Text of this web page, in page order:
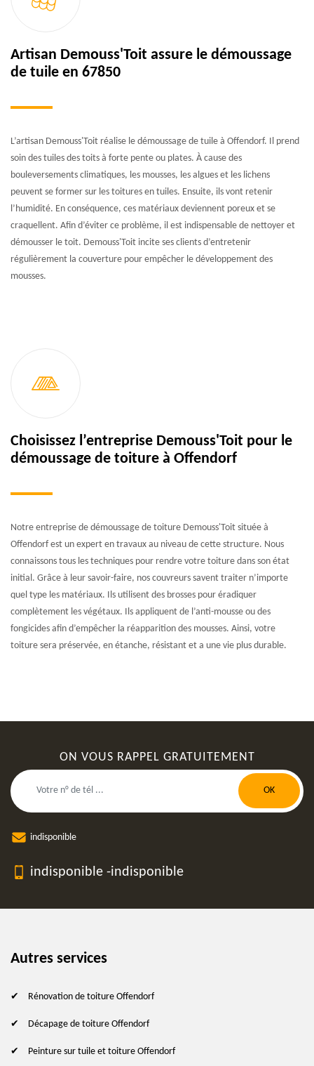
Artisan Demouss'Toit assure le démoussage
de tuile en 67850
L’artisan Demouss'Toit réalise le démoussage de tuile à Offendorf. Il prend
soin des tuiles des toits à forte pente ou plates. À cause des
bouleversements climatiques, les mousses, les algues et les lichens
peuvent se former sur les toitures en tuiles. Ensuite, ils vont retenir
l’humidité. En conséquence, ces matériaux deviennent poreux et se
craquellent. Afin d’éviter ce problème, il est indispensable de nettoyer et
démousser le toit. Demouss'Toit incite ses clients d’entretenir
régulièrement la couverture pour empêcher le développement des
mousses.
Choisissez l’entreprise Demouss'Toit pour le
démoussage de toiture à Offendorf
Notre entreprise de démoussage de toiture Demouss'Toit située à
Offendorf est un expert en travaux au niveau de cette structure. Nous
connaissons tous les techniques pour rendre votre toiture dans son état
initial. Grâce à leur savoir-faire, nos couvreurs savent traiter n’importe
quel type les matériaux. Ils utilisent des brosses pour éradiquer
complètement les végétaux. Ils appliquent de l’anti-mousse ou des
fongicides afin d’empêcher la réapparition des mousses. Ainsi, votre
toiture sera préservée, en étanche, résistant et a une vie plus durable.
ON VOUS RAPPEL GRATUITEMENT
indisponible
indisponible -indisponible
Autres services
Rénovation de toiture Offendorf
Décapage de toiture Offendorf
Peinture sur tuile et toiture Offendorf